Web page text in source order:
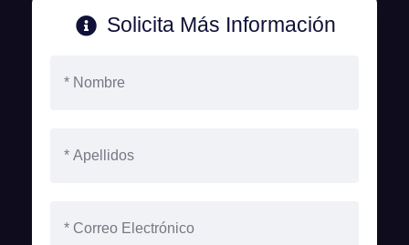
Solicita Más Información